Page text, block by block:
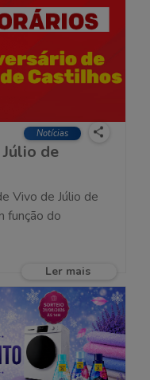
Notícias
de
Vivo de Júlio de
função do
Ler mais